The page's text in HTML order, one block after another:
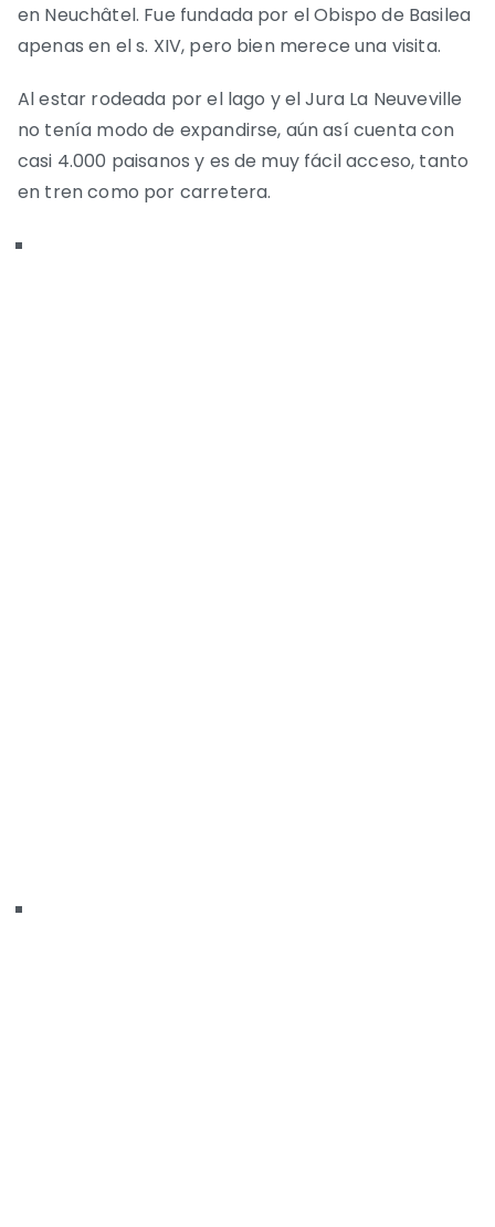
en Neuchâtel. Fue fundada por el Obispo de Basilea
apenas en el s. XIV, pero bien merece una visita.
Al estar rodeada por el lago y el Jura La Neuveville
no tenía modo de expandirse, aún así cuenta con
casi 4.000 paisanos y es de muy fácil acceso, tanto
en tren como por carretera.